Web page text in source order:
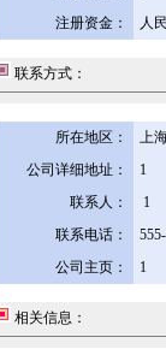
注册资金：
人
联系方式：
所在地区：
上
公司详细地址：
1
联系人：
1
联系电话：
公司主页：
1
相关信息：